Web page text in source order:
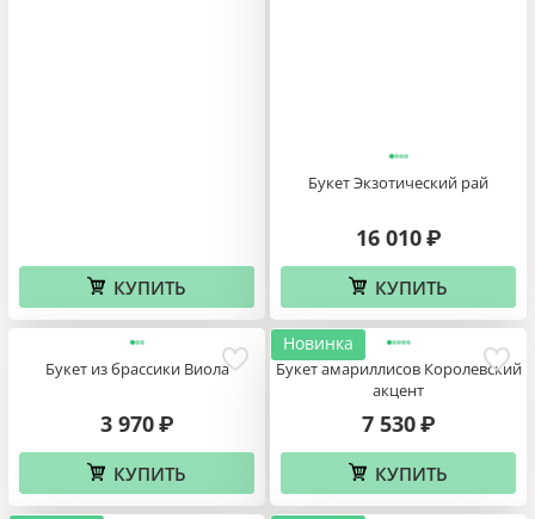
КУПИТЬ
Букет Экзотический рай
16 010 ₽
КУПИТЬ
Букет из брассики Виола
3 970 ₽
КУПИТЬ
Новинка
Букет амариллисов Королевский
акцент
7 530 ₽
КУПИТЬ